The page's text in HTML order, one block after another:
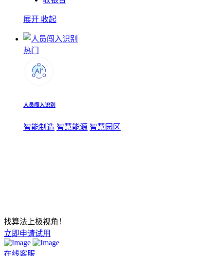
展开 收起
热门
人员闯入识别
智能制造 智慧能源 智慧园区
找算法上极视角！
立即申请试用
在线客服